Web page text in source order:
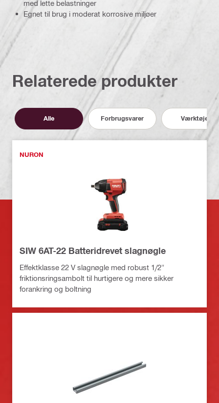
med lette belastninger
Egnet til brug i moderat korrosive miljøer
Relaterede produkter
Alle Forbrugsvarer Værktøjer
NURON
SIW 6AT-22 Batteridrevet slagnøgle
Effektklasse 22 V slagnøgle med robust 1/2"
friktionsringsambolt til hurtigere og mere sikker
forankring og boltning